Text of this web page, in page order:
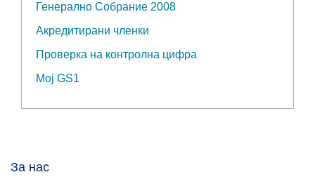
Генерално Собрание 2008
Акредитирани членки
Проверка на контролна цифра
Мој GS1
За нас